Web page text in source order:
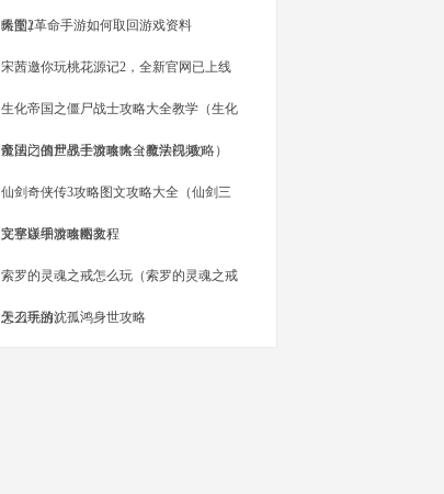
略图）
天堂2革命手游如何取回游戏资料
宋茜邀你玩桃花源记2，全新官网已上线
生化帝国之僵尸战士攻略大全教学（生化
帝国之僵尸战士攻略大全教学视频）
魔法门的世界手游攻略（魔法门 攻略）
仙剑奇侠传3攻略图文攻略大全（仙剑三
完整详细攻略图文）
文字版手游攻略教程
索罗的灵魂之戒怎么玩（索罗的灵魂之戒
怎么玩的）
天刀手游沈孤鸿身世攻略